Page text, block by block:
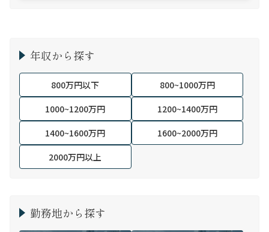
年収から探す
800万円以下
800~1000万円
1000~1200万円
1200~1400万円
1400~1600万円
1600~2000万円
2000万円以上
勤務地から探す